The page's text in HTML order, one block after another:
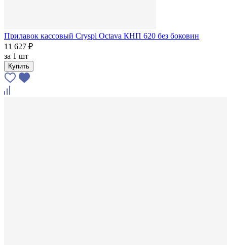
Прилавок кассовый Cryspi Octava КНП 620 без боковин
11 627 ₽
за 1 шт
Купить